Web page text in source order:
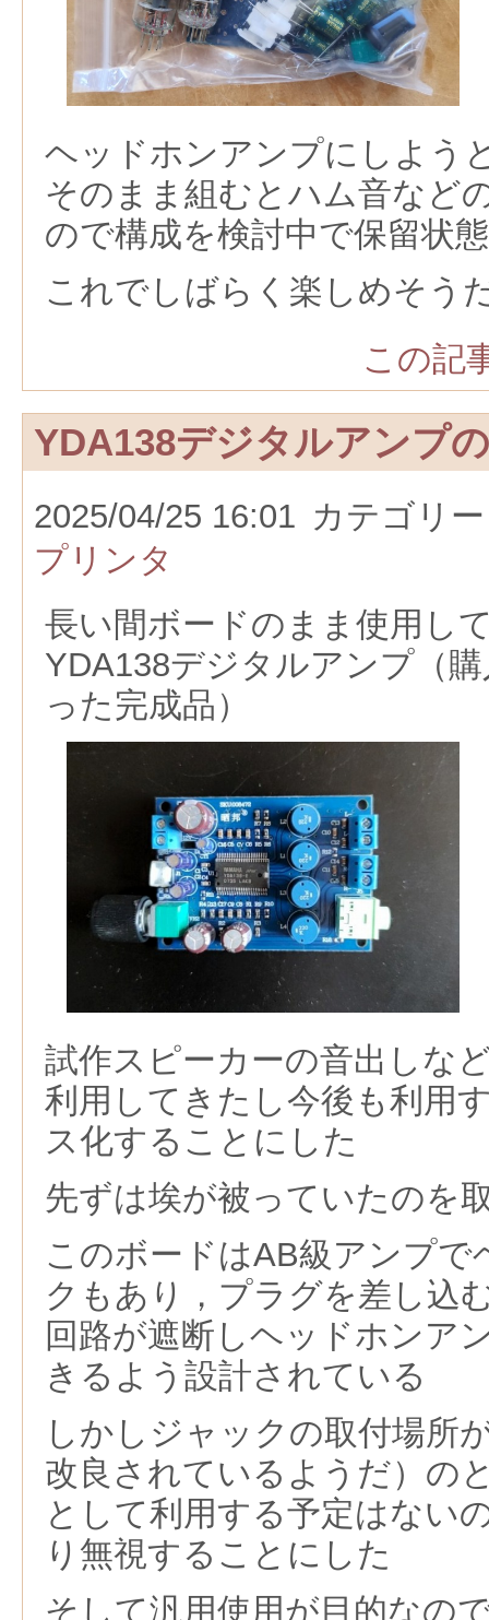
ヘッドホンアンプにしよう
そのまま組むとハム音など
ので構成を検討中で保留状態
これでしばらく楽しめそう
この記
YDA138デジタルアンプ
2025/04/25 16:01 カテゴリ
プリンタ
長い間ボードのまま使用し
YDA138デジタルアンプ（
った完成品）
試作スピーカーの音出しな
利用してきたし今後も利用
ス化することにした
先ずは埃が被っていたのを
このボードはAB級アンプで
クもあり，プラグを差し込
回路が遮断しヘッドホンア
きるよう設計されている
しかしジャックの取付場所
改良されているようだ）の
として利用する予定はない
り無視することにした
そして汎用使用が目的なの